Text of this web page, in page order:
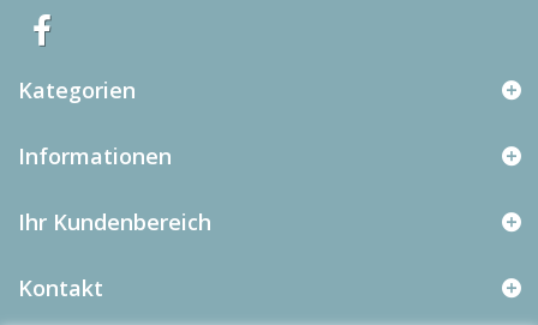
Kategorien
Informationen
Ihr Kundenbereich
Kontakt